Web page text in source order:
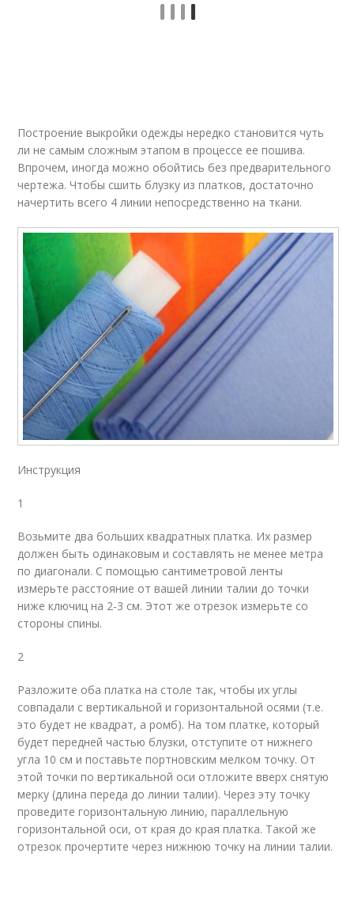
Построение выкройки одежды нередко становится чуть
ли не самым сложным этапом в процессе ее пошива.
Впрочем, иногда можно обойтись без предварительного
чертежа. Чтобы сшить блузку из платков, достаточно
начертить всего 4 линии непосредственно на ткани.
Инструкция
1
Возьмите два больших квадратных платка. Их размер
должен быть одинаковым и составлять не менее метра
по диагонали. С помощью сантиметровой ленты
измерьте расстояние от вашей линии талии до точки
ниже ключиц на 2-3 см. Этот же отрезок измерьте со
стороны спины.
2
Разложите оба платка на столе так, чтобы их углы
совпадали с вертикальной и горизонтальной осями (т.е.
это будет не квадрат, а ромб). На том платке, который
будет передней частью блузки, отступите от нижнего
угла 10 см и поставьте портновским мелком точку. От
этой точки по вертикальной оси отложите вверх снятую
мерку (длина переда до линии талии). Через эту точку
проведите горизонтальную линию, параллельную
горизонтальной оси, от края до края платка. Такой же
отрезок прочертите через нижнюю точку на линии талии.